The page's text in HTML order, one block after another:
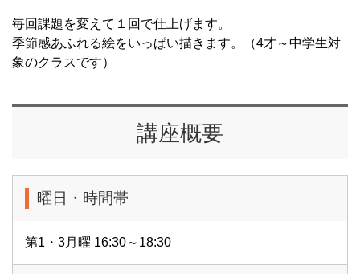
毎回課題を変えて１回で仕上げます。
季節感あふれる絵をいっぱい描きます。（4才～中学生対
象のクラスです）
講座概要
曜日・時間帯
第1・3月曜 16:30～18:30